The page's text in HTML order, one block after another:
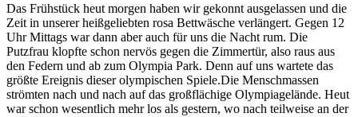
Das Frühstück heut morgen haben wir gekonnt ausgelassen und die
Zeit in unserer heißgeliebten rosa Bettwäsche verlängert. Gegen 12
Uhr Mittags war dann aber auch für uns die Nacht rum. Die
Putzfrau klopfte schon nervös gegen die Zimmertür, also raus aus
den Federn und ab zum Olympia Park. Denn auf uns wartete das
größte Ereignis dieser olympischen Spiele.Die Menschmassen
strömten nach und nach auf das großflächige Olympiagelände. Heut
war schon wesentlich mehr los als gestern, wo nach teilweise an der